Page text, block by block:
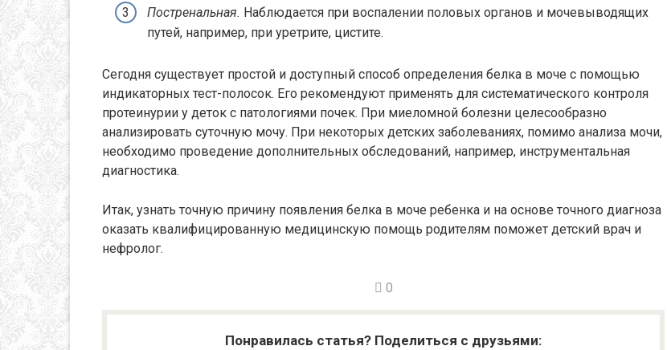
Постренальная. Наблюдается при воспалении половых органов и мочевыводящих
путей, например, при уретрите, цистите.
Сегодня существует простой и доступный способ определения белка в моче с помощью
индикаторных тест-полосок. Его рекомендуют применять для систематического контроля
протеинурии у деток с патологиями почек. При миеломной болезни целесообразно
анализировать суточную мочу. При некоторых детских заболеваниях, помимо анализа мочи,
необходимо проведение дополнительных обследований, например, инструментальная
диагностика.
Итак, узнать точную причину появления белка в моче ребенка и на основе точного диагноза
оказать квалифицированную медицинскую помощь родителям поможет детский врач и
нефролог.
0
Понравилась статья? Поделиться с друзьями: